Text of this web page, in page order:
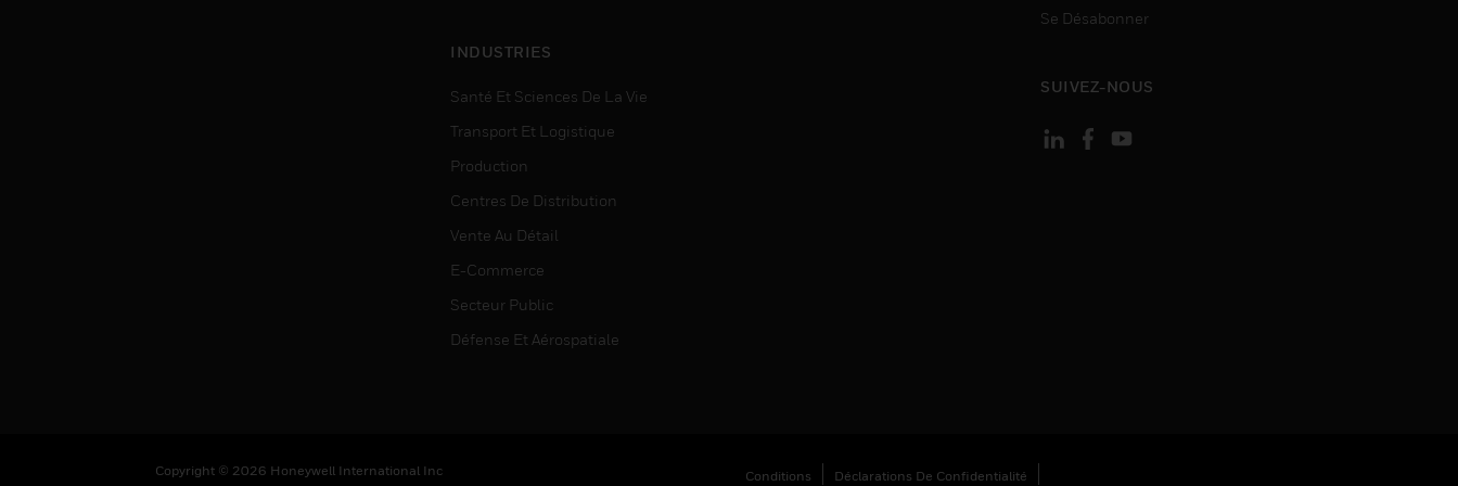
INDUSTRIES
Santé Et Sciences De La Vie
Transport Et Logistique
Production
Centres De Distribution
Vente Au Détail
E-Commerce
Secteur Public
Défense Et Aérospatiale
Se Désabonner
SUIVEZ-NOUS
Copyright © 2026 Honeywell International Inc Conditions Déclarations De Confidentialité